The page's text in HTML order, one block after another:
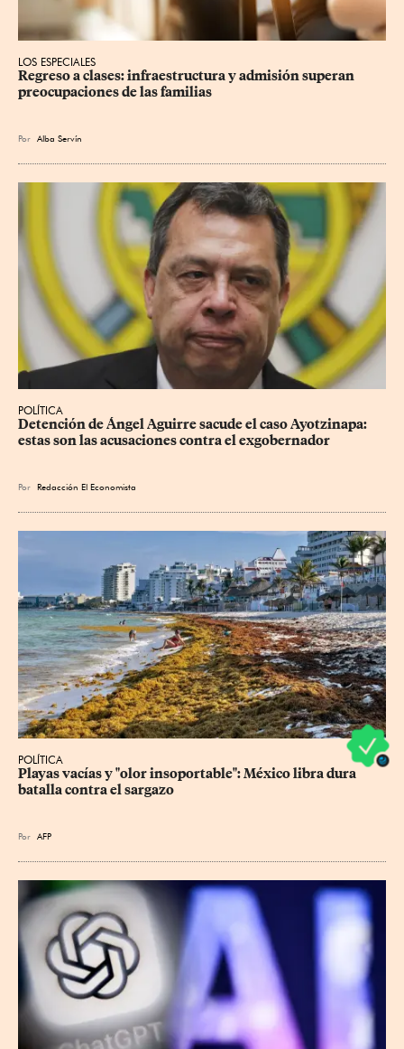
LOS ESPECIALES
Regreso a clases: infraestructura y admisión superan
preocupaciones de las familias
Por Alba Servín
POLÍTICA
Detención de Ángel Aguirre sacude el caso Ayotzinapa:
estas son las acusaciones contra el exgobernador
Por Redacción El Economista
POLÍTICA
Playas vacías y "olor insoportable": México libra dura
batalla contra el sargazo
Por AFP